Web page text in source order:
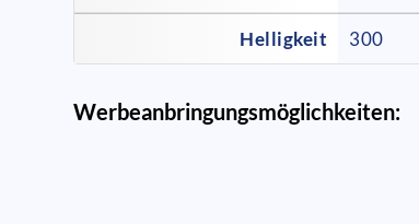
Helligkeit 300
Werbeanbringungsmöglichkeiten: